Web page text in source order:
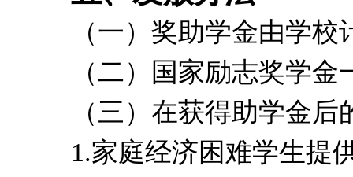
（一）奖助学金由学
（二）国家励志奖学
（三）在获得助学金
1.家庭经济困难学生提